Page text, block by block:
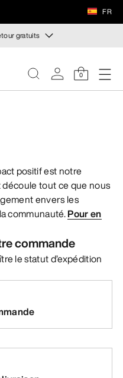
FR
gratuits
facilitent vos
lors des
les articles
jours.Effectuer un retour
0
positif est notre
tout ce que nous
envers les
communauté.Pour en
commande
le statut d’expédition